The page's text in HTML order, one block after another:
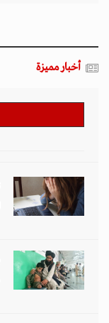
أخبار مميزة